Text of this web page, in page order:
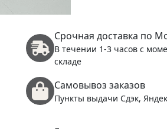
Срочная доставка по
В течении 1-3 часов с
складе
Самовывоз заказов
Пункты выдачи Сдэк,